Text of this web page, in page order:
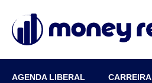
AGENDA LIBERAL CARREIRA